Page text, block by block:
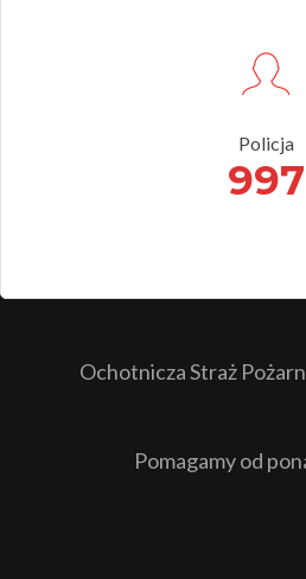
Policja
997
Ochotnicza Straż
Pomagamy od